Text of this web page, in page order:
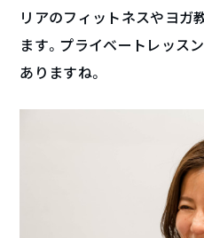
リアのフィットネスやヨガ
ます。プライベートレッス
ありますね。